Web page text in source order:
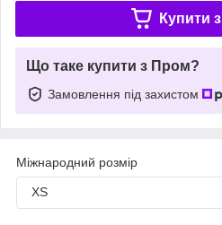
Купити з
Що таке купити з Пром?
Замовлення під захистом
Міжнародний розмір
XS